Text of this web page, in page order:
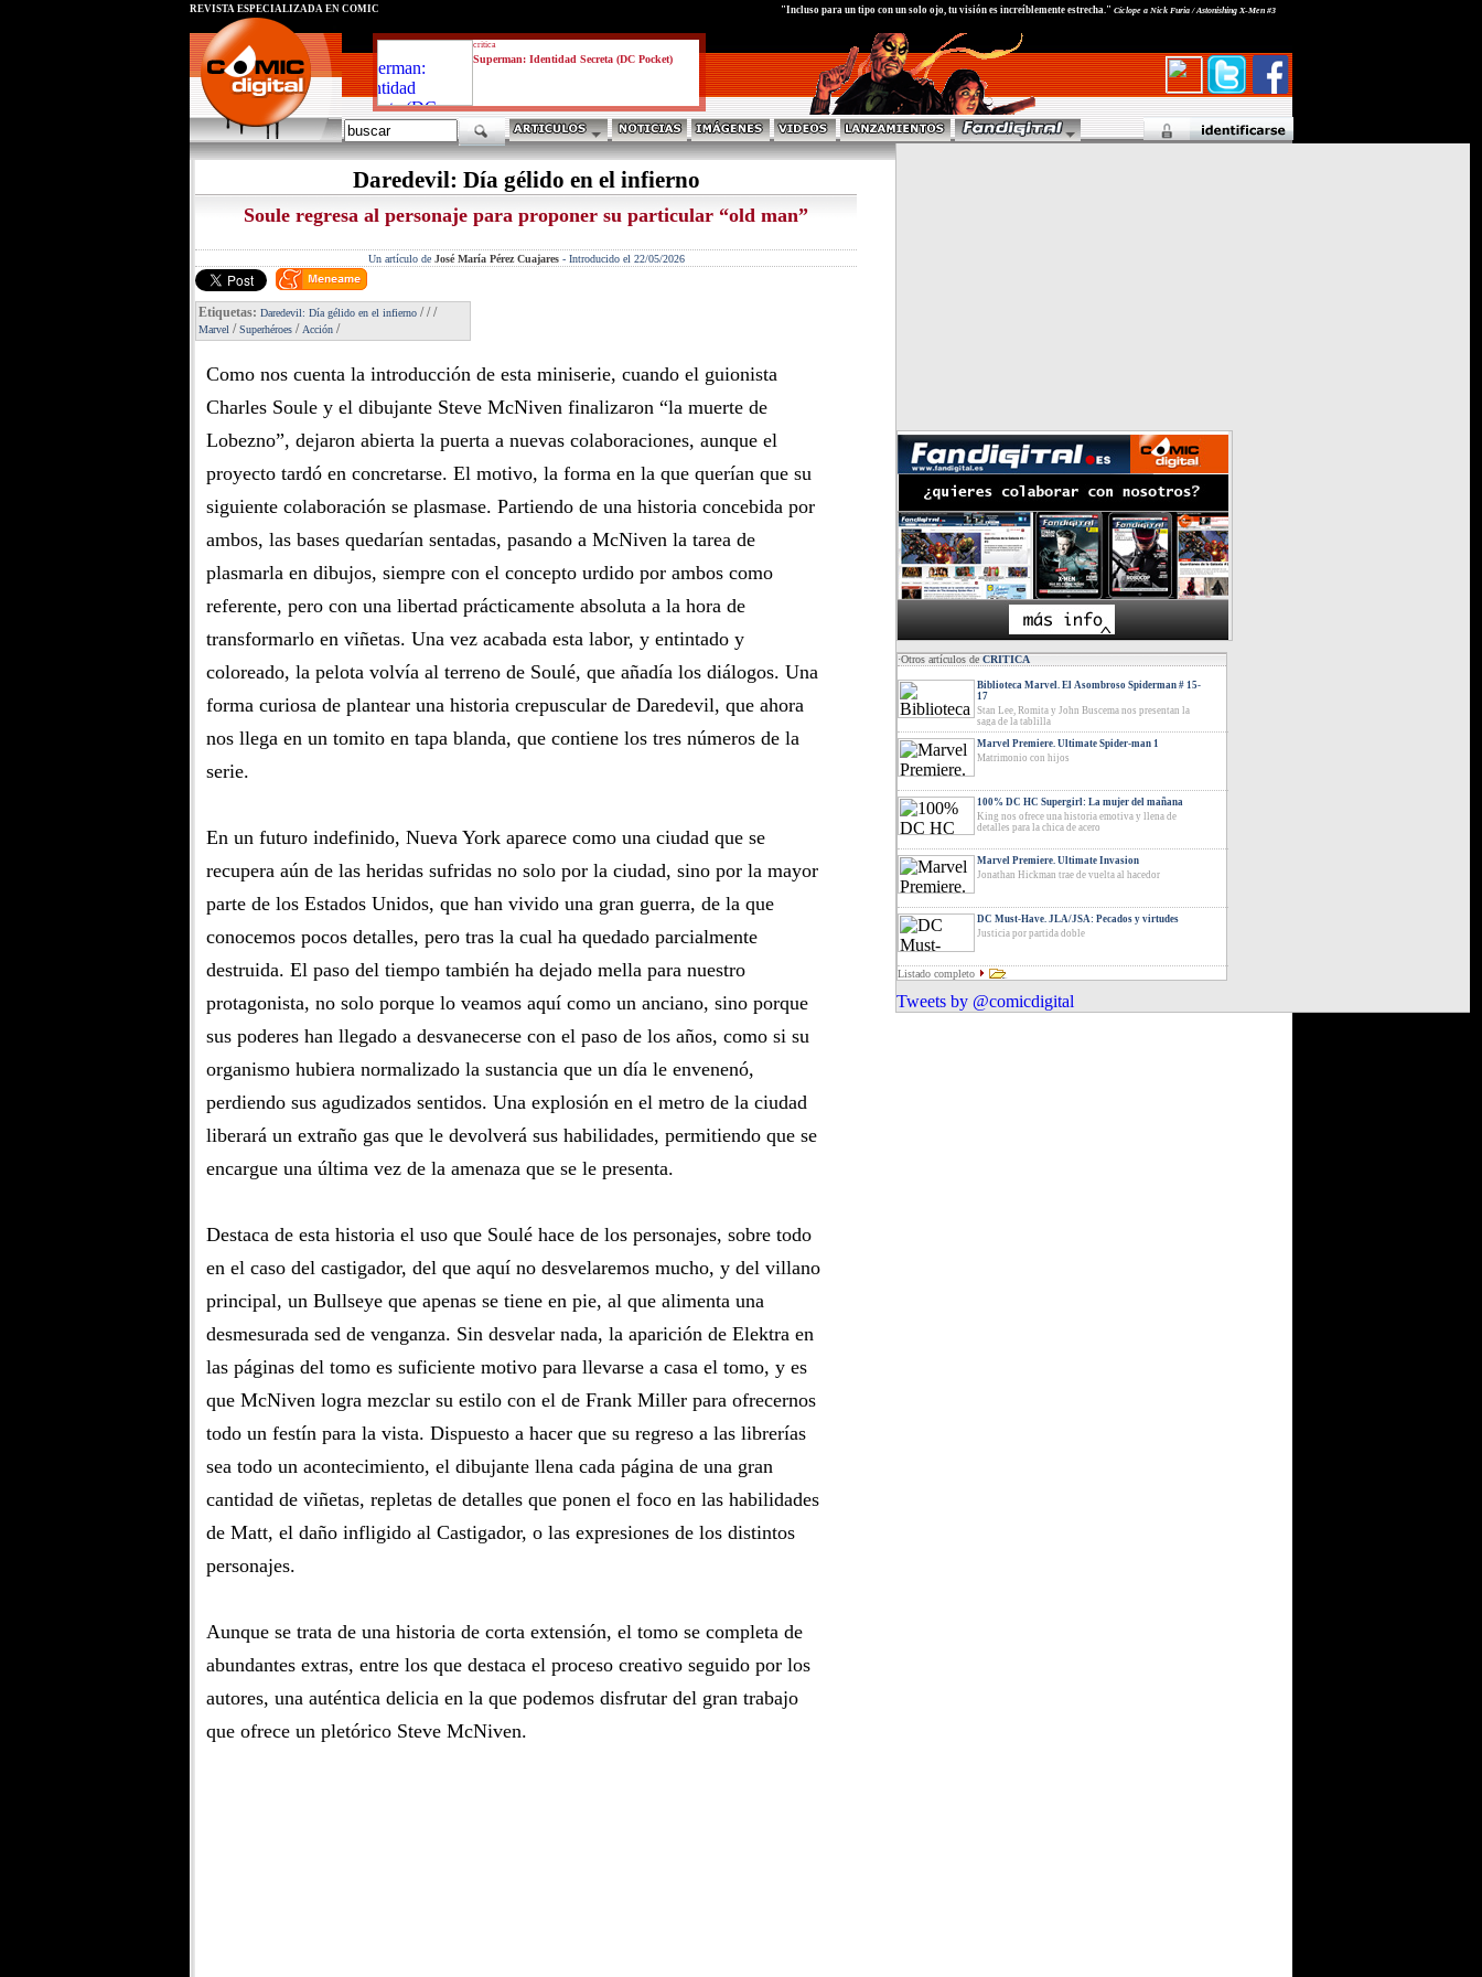
critica
Superman: Identidad Secreta (DC Pocket)
REVISTA ESPECIALIZADA EN CÓMIC "Incluso para un tipo con un solo ojo, tu visión es increíblemente estrecha." Cíclope a Nick Furia / Astonishing X-Men #3
Daredevil: Día gélido en el infierno
Soule regresa al personaje para proponer su particular “old man”
Un artículo de José María Pérez Cuajares- Introducido el 22/05/2026
Etiquetas: Daredevil: Día gélido en el infierno ///
Marvel /Superhéroes / Acción /
Como nos cuenta la introducción de esta miniserie, cuando el guionista
Charles Soule y el dibujante Steve McNiven finalizaron “la muerte de
Lobezno”, dejaron abierta la puerta a nuevas colaboraciones, aunque el
proyecto tardó en concretarse. El motivo, la forma en la que querían que su
siguiente colaboración se plasmase. Partiendo de una historia concebida por
ambos, las bases quedarían sentadas, pasando a McNiven la tarea de
plasmarla en dibujos, siempre con el concepto urdido por ambos como
referente, pero con una libertad prácticamente absoluta a la hora de
transformarlo en viñetas. Una vez acabada esta labor, y entintado y
coloreado, la pelota volvía al terreno de Soulé, que añadía los diálogos. Una
forma curiosa de plantear una historia crepuscular de Daredevil, que ahora
nos llega en un tomito en tapa blanda, que contiene los tres números de la
serie.
En un futuro indefinido, Nueva York aparece como una ciudad que se
recupera aún de las heridas sufridas no solo por la ciudad, sino por la mayor
parte de los Estados Unidos, que han vivido una gran guerra, de la que
conocemos pocos detalles, pero tras la cual ha quedado parcialmente
destruida. El paso del tiempo también ha dejado mella para nuestro
protagonista, no solo porque lo veamos aquí como un anciano, sino porque
sus poderes han llegado a desvanecerse con el paso de los años, como si su
organismo hubiera normalizado la sustancia que un día le envenenó,
perdiendo sus agudizados sentidos. Una explosión en el metro de la ciudad
liberará un extraño gas que le devolverá sus habilidades, permitiendo que se
encargue una última vez de la amenaza que se le presenta.
Destaca de esta historia el uso que Soulé hace de los personajes, sobre todo
en el caso del castigador, del que aquí no desvelaremos mucho, y del villano
principal, un Bullseye que apenas se tiene en pie, al que alimenta una
desmesurada sed de venganza. Sin desvelar nada, la aparición de Elektra en
las páginas del tomo es suficiente motivo para llevarse a casa el tomo, y es
que McNiven logra mezclar su estilo con el de Frank Miller para ofrecernos
todo un festín para la vista. Dispuesto a hacer que su regreso a las librerías
sea todo un acontecimiento, el dibujante llena cada página de una gran
cantidad de viñetas, repletas de detalles que ponen el foco en las habilidades
de Matt, el daño infligido al Castigador, o las expresiones de los distintos
personajes.
Aunque se trata de una historia de corta extensión, el tomo se completa de
abundantes extras, entre los que destaca el proceso creativo seguido por los
autores, una auténtica delicia en la que podemos disfrutar del gran trabajo
que ofrece un pletórico Steve McNiven.
·Otros artículos deCRITICA
Biblioteca Marvel. El Asombroso Spiderman # 15-
17
Stan Lee, Romita y John Buscema nos presentan la
saga de la tablilla
Marvel Premiere. Ultimate Spider-man 1
Matrimonio con hijos
100% DC HC Supergirl: La mujer del mañana
King nos ofrece una historia emotiva y llena de
detalles para la chica de acero
Marvel Premiere. Ultimate Invasion
Jonathan Hickman trae de vuelta al hacedor
DC Must-Have. JLA/JSA: Pecados y virtudes
Justicia por partida doble
Listado completo
Tweets by @comicdigital